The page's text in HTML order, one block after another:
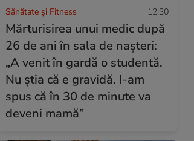
Sănătate și Fitness 12:30
Mărturisirea unui medic după
26 de ani în sala de nașteri:
„A venit în gardă o studentă.
Nu știa că e gravidă. I-am
spus că în 30 de minute va
deveni mamă”